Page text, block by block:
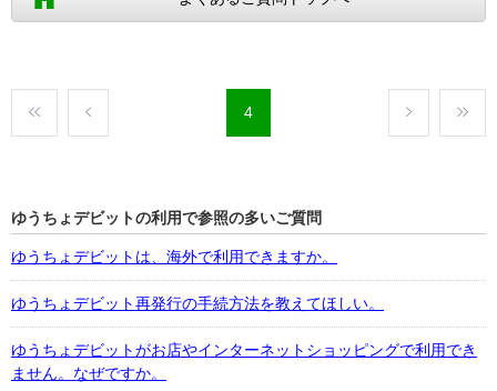
4
ゆうちょデビットの利用で参照の多いご質問
ゆうちょデビットは、海外で利用できますか。
ゆうちょデビット再発行の手続方法を教えてほしい。
ゆうちょデビットがお店やインターネットショッピングで利用でき
ません。なぜですか。